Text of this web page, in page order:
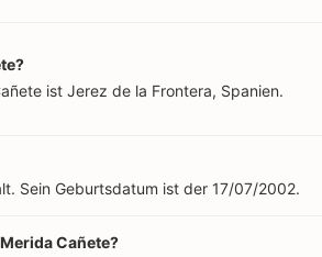
ist Jerez de la Frontera, Spanien.
Sein Geburtsdatum ist der 17/07/2002.
Cañete?